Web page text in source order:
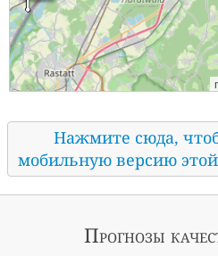
Нажмите сюда,
мобильную версию
Прогнозы